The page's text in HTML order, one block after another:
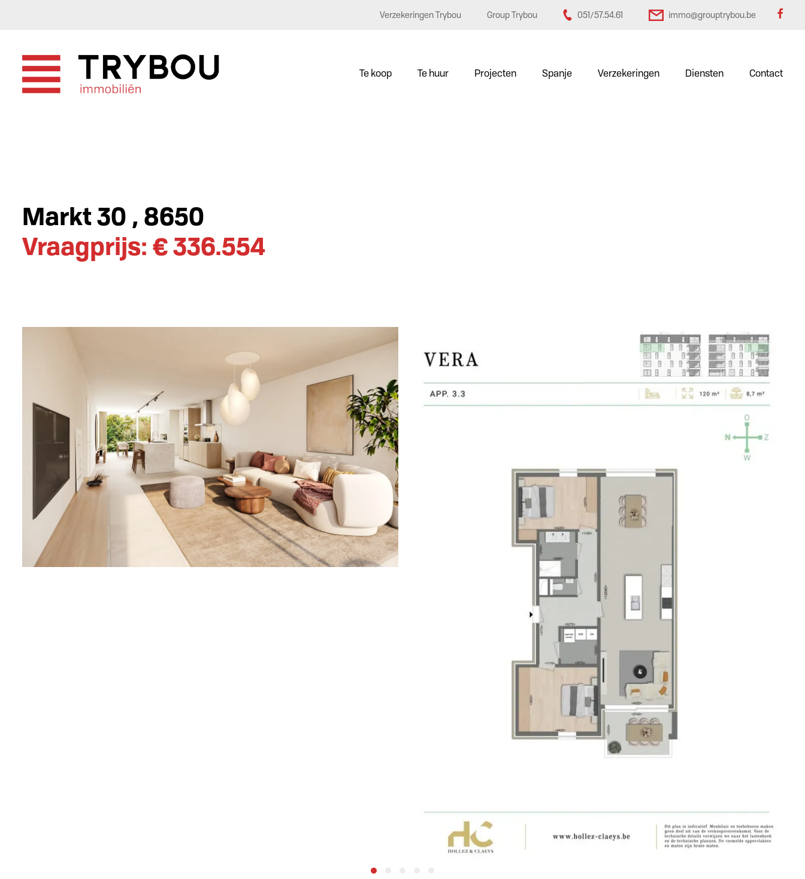
Verzekeringen Trybou Group Trybou 051/57.54.61 immo@grouptrybou.be
Te koop Te huur Projecten Spanje Verzekeringen Diensten Contact
Markt 30 , 8650
Vraagprijs: € 336.554